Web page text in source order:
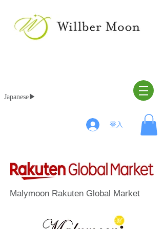
Japanese▶︎
登入
Malymoon Rakuten Global Market